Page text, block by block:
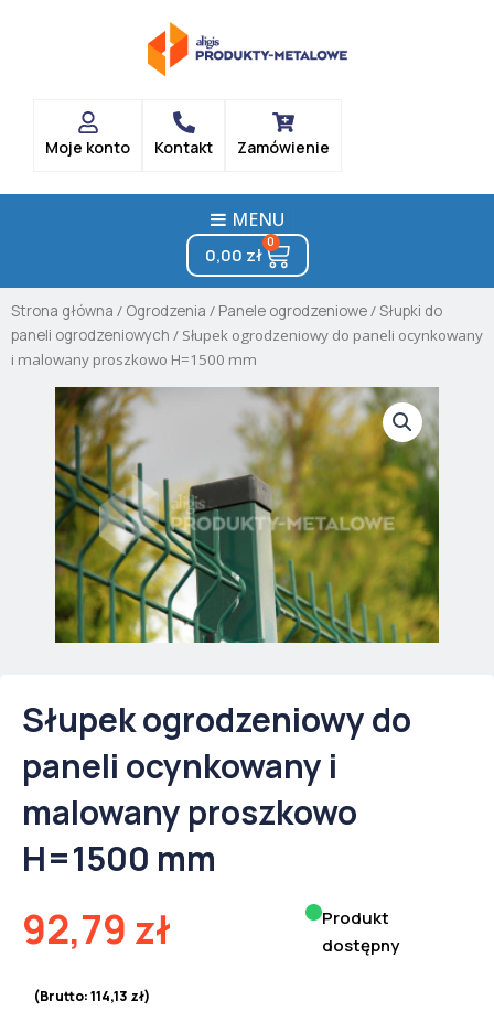
Moje konto Kontakt Zamówienie
MENU
0,00 zł
0
Cart
Strona główna / Ogrodzenia / Panele ogrodzeniowe/Słupki do
paneli ogrodzeniowych / Słupek ogrodzeniowy do paneli ocynkowany
i malowany proszkowo H=1500 mm
Słupek ogrodzeniowy do
paneli ocynkowany i
malowany proszkowo
H=1500 mm
92,79 zł
(Brutto:114,13 zł)
Produkt
dostępny